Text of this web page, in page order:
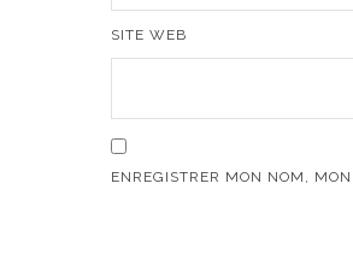
SITE WEB
ENREGISTRER MON NOM,